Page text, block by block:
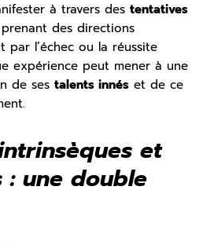
à travers des tentatives
des directions
par l’échec ou la réussite
expérience peut mener à une
de ses talents innés et de ce
et
: une double